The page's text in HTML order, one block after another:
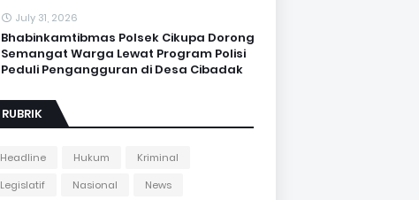
July 31, 2026
Bhabinkamtibmas Polsek Cikupa Dorong
Semangat Warga Lewat Program Polisi
Peduli Pengangguran di Desa Cibadak
RUBRIK
Headline Hukum
Kriminal
Legislatif
Nasional News